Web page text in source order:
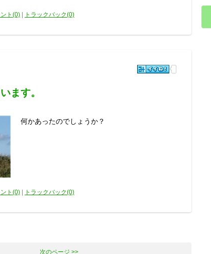
ト(0) | トラックバック(0)
ます。
何かあったのでしょうか？
ト(0) | トラックバック(0)
次のページ >>